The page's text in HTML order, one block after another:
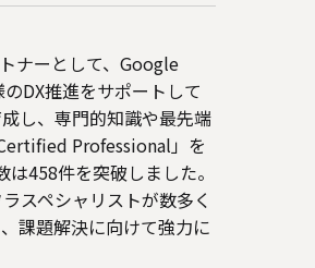
ナーとして、Google
DX推進をサポートして
し、専門的知識や最先端
Professional」を
458件を突破しました。
スペシャリストが数多く
課題解決に向けて強力に